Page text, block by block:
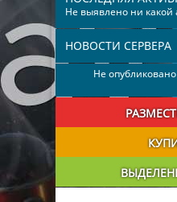
Не выявлено ни какой
НОВОСТИ СЕРВЕРА
Не